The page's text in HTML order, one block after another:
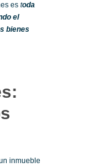
es toda
el
bienes
inmueble